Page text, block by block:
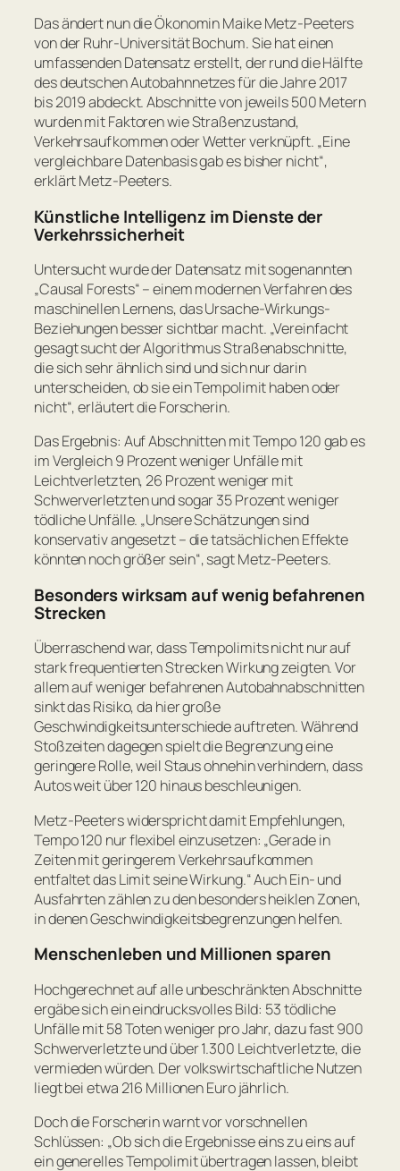
Das ändert nun die Ökonomin Maike Metz-Peeters
von der Ruhr-Universität Bochum. Sie hat einen
umfassenden Datensatz erstellt, der rund die Hälfte
des deutschen Autobahnnetzes für die Jahre 2017
bis 2019 abdeckt. Abschnitte von jeweils 500 Metern
wurden mit Faktoren wie Straßenzustand,
Verkehrsaufkommen oder Wetter verknüpft. „Eine
vergleichbare Datenbasis gab es bisher nicht“,
erklärt Metz-Peeters.
Künstliche Intelligenz im Dienste der
Verkehrssicherheit
Untersucht wurde der Datensatz mit sogenannten
„Causal Forests“ – einem modernen Verfahren des
maschinellen Lernens, das Ursache-Wirkungs-
Beziehungen besser sichtbar macht. „Vereinfacht
gesagt sucht der Algorithmus Straßenabschnitte,
die sich sehr ähnlich sind und sich nur darin
unterscheiden, ob sie ein Tempolimit haben oder
nicht“, erläutert die Forscherin.
Das Ergebnis: Auf Abschnitten mit Tempo 120 gab es
im Vergleich 9 Prozent weniger Unfälle mit
Leichtverletzten, 26 Prozent weniger mit
Schwerverletzten und sogar 35 Prozent weniger
tödliche Unfälle. „Unsere Schätzungen sind
konservativ angesetzt – die tatsächlichen Effekte
könnten noch größer sein“, sagt Metz-Peeters.
Besonders wirksam auf wenig befahrenen
Strecken
Überraschend war, dass Tempolimits nicht nur auf
stark frequentierten Strecken Wirkung zeigten. Vor
allem auf weniger befahrenen Autobahnabschnitten
sinkt das Risiko, da hier große
Geschwindigkeitsunterschiede auftreten. Während
Stoßzeiten dagegen spielt die Begrenzung eine
geringere Rolle, weil Staus ohnehin verhindern, dass
Autos weit über 120 hinaus beschleunigen.
Metz-Peeters widerspricht damit Empfehlungen,
Tempo 120 nur flexibel einzusetzen: „Gerade in
Zeiten mit geringerem Verkehrsaufkommen
entfaltet das Limit seine Wirkung.“Auch Ein- und
Ausfahrten zählen zu den besonders heiklen Zonen,
in denen Geschwindigkeitsbegrenzungen helfen.
Menschenleben und Millionen sparen
Hochgerechnet auf alle unbeschränkten Abschnitte
ergäbe sich ein eindrucksvolles Bild: 53 tödliche
Unfälle mit 58 Toten weniger pro Jahr, dazu fast 900
Schwerverletzte und über 1.300 Leichtverletzte, die
vermieden würden. Der volkswirtschaftliche Nutzen
liegt bei etwa 216 Millionen Euro jährlich.
Doch die Forscherin warnt vor vorschnellen
Schlüssen: „Ob sich die Ergebnisse eins zu eins auf
ein generelles Tempolimit übertragen lassen, bleibt